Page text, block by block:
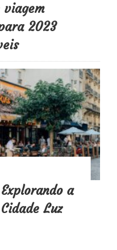
viagem
2023
a
Luz